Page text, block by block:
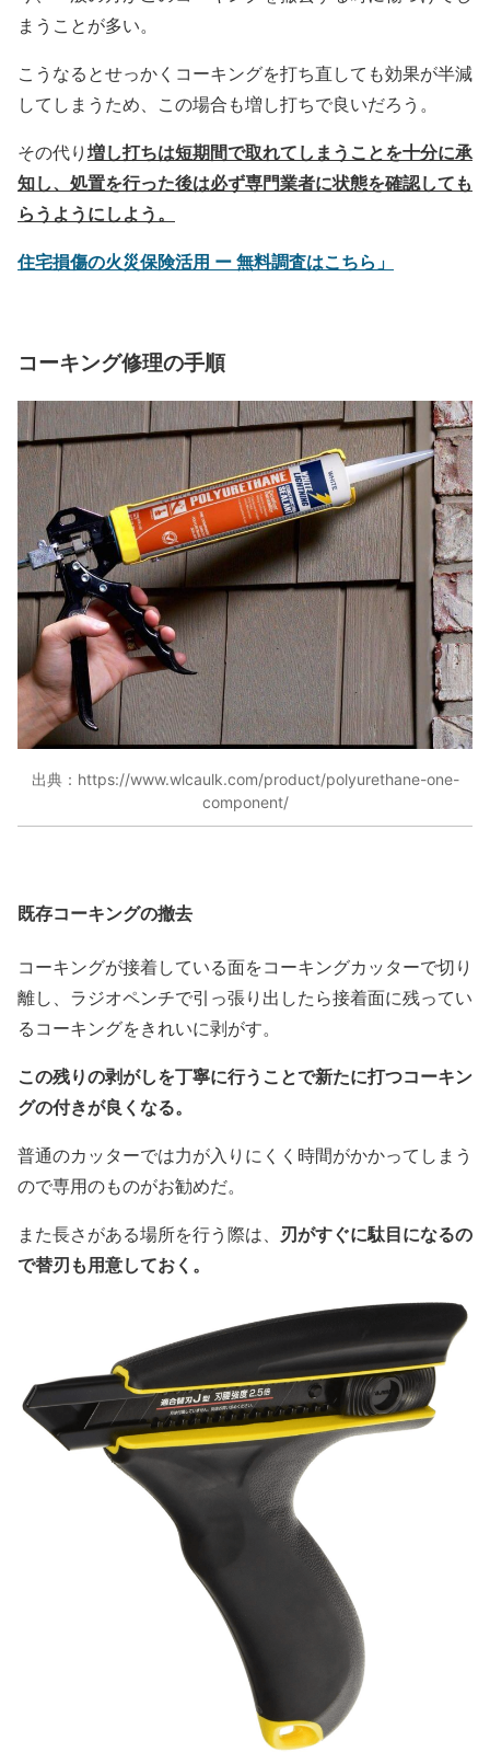
まうことが多い。
こうなるとせっかくコーキングを打ち直しても効果が半減
してしまうため、この場合も増し打ちで良いだろう。
その代り増し打ちは短期間で取れてしまうことを十分に承
知し、処置を行った後は必ず専門業者に状態を確認しても
らうようにしよう。
住宅損傷の火災保険活用 ー 無料調査はこちら」
コーキング修理の手順
出典：https://www.wlcaulk.com/product/polyurethane-one-
component/
既存コーキングの撤去
コーキングが接着している面をコーキングカッターで切り
離し、ラジオペンチで引っ張り出したら接着面に残ってい
るコーキングをきれいに剥がす。
この残りの剥がしを丁寧に行うことで新たに打つコーキン
グの付きが良くなる。
普通のカッターでは力が入りにくく時間がかかってしまう
ので専用のものがお勧めだ。
また長さがある場所を行う際は、 刃がすぐに駄目になるの
で替刃も用意しておく。